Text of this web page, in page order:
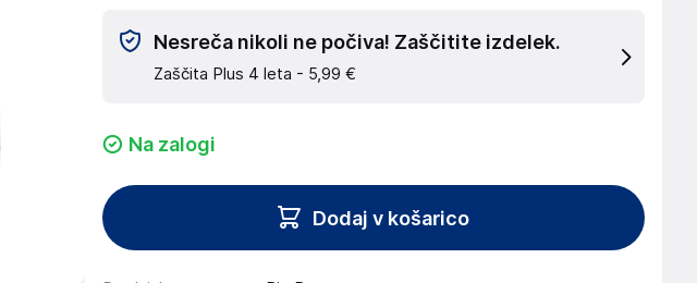
Nesreča nikoli ne počiva! Zaščitite izdelek.
Zaščita Plus 4 leta - 5,99 €
Na zalogi
Dodaj v košarico